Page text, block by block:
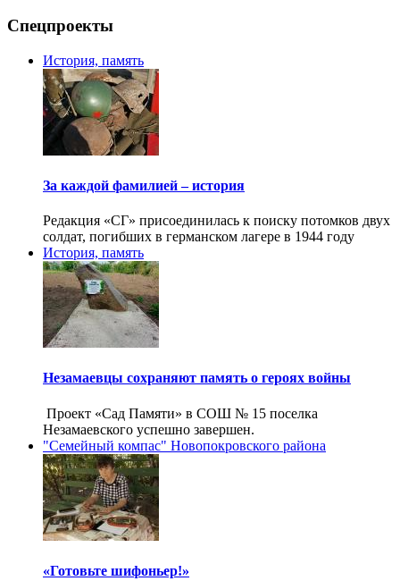
Спецпроекты
История, память
За каждой фамилией – история
Редакция «СГ» присоединилась к поиску потомков двух
солдат, погибших в германском лагере в 1944 году
История, память
Незамаевцы сохраняют память о героях войны
Проект «Сад Памяти» в СОШ № 15 поселка
Незамаевского успешно завершен.
"Семейный компас" Новопокровского района
«Готовьте шифоньер!»